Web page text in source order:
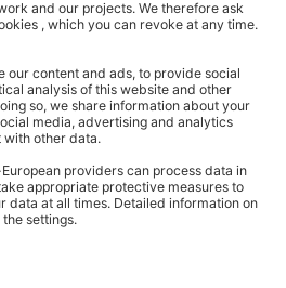
& Auszeichnungen
von Unternehmen Biologische Vielfalt 2020